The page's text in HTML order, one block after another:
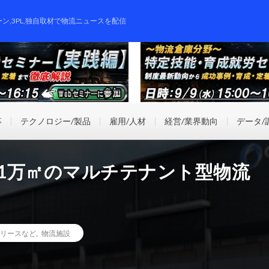
,3PL,独自取材で物流ニュースを配信
テクノロジー/製品 雇用/人材 経営/業界動向 データ/
万㎡のマルチテナント型物流
ースなど 物流施設